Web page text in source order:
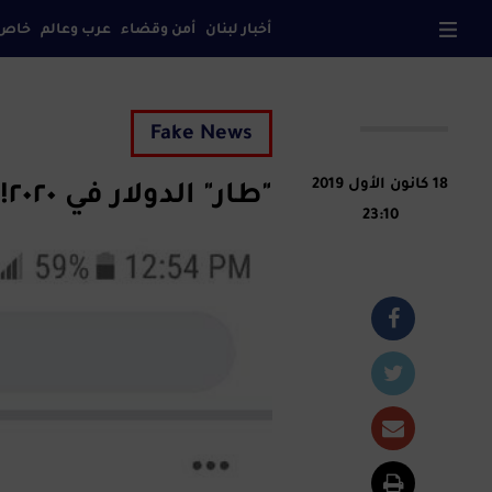
أخبار لبنان أمن وقضاء عرب وعالم
Fake News
‏"طار" الدولار في ٢٠٢٠!‏
18 كانون الأول 2019
23:10